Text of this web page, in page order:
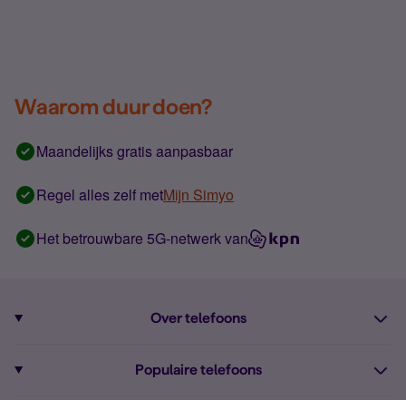
Waarom duur doen?
Maandelijks gratis aanpasbaar
Regel alles zelf metMijn Simyo
Het betrouwbare 5G-netwerk van
Over telefoons
Populaire telefoons